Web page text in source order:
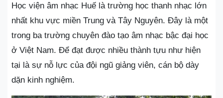
Học viện âm nhạc Huế là trường học thanh nhạc lớn
nhất khu vực miền Trung và Tây Nguyên. Đây là một
trong ba trường chuyên đào tạo âm nhạc bậc đại học
ở Việt Nam. Để đạt được nhiều thành tựu như hiện
tại là sự nỗ lực của đội ngũ giảng viên, cán bộ dày
dặn kinh nghiệm.